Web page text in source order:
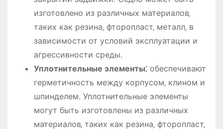
изготовлено из различных материалов‚
таких как резина‚ фторопласт‚ металл‚ в
зависимости от условий эксплуатации и
агрессивности среды․
Уплотнительные элементы⁚обеспечивают
герметичность между корпусом‚ клином и
шпинделем․ Уплотнительные элементы
могут быть изготовлены из различных
материалов‚ таких как резина‚ фторопласт‚